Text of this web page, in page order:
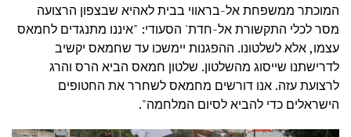
המוכתר ממשפחת אל-בראווי בבית לאהיא שבצפון הרצועה
מסר לכלי התקשורת אל-חדת' הסעודי: "איננו מתנגדים לחמאס
עצמו, אלא לשלטונו. ההפגנות יימשכו עד שחמאס יקשיב
לדרישתנו שייסוג מהשלטון. שלטון חמאס הביא הרס והרג
לרצועת עזה. אנו דורשים מחמאס לשחרר את החטופים
הישראלים כדי להביא לסיום המלחמה".